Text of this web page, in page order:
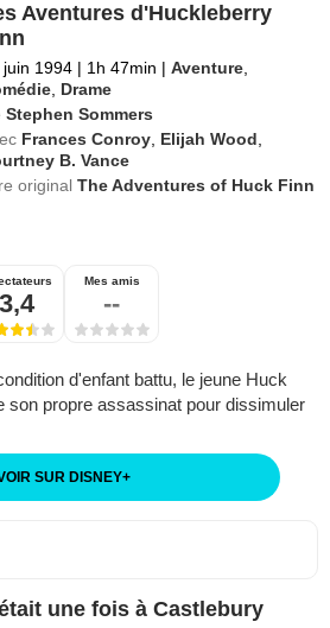
Aventures d'Huckleberry
juin 1994 | 1h 47min | Aventure
Drame
Stephen Sommers
Frances Conroy Elijah Wood
B. Vance
originalThe Adventures of Huck Finn
3,4
Mes amis
--
d'enfant battu, le jeune Huck
son propre assassinat pour dissimuler
SUR DISNEY+
une fois à Castlebury